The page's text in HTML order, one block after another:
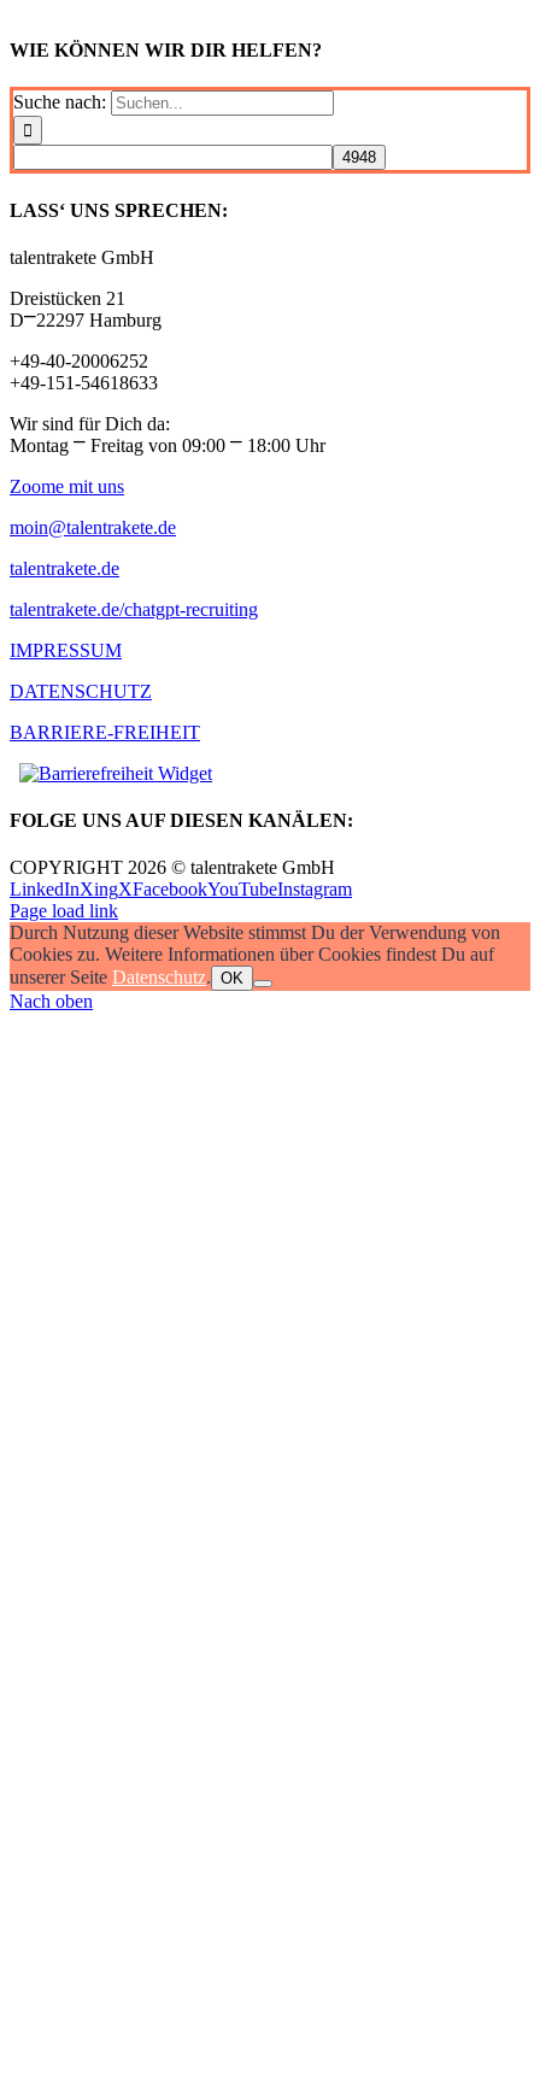
WIE KÖNNEN WIR DIR HELFEN?
Suche nach:
LASS‘ UNS SPRECHEN:
talentrakete GmbH
Dreistücken 21
D⎻22297 Hamburg
+49-40-20006252
+49-151-54618633
Wir sind für Dich da:
Montag ⎻ Freitag von 09:00 ⎻ 18:00 Uhr
Zoome mit uns
moin@talentrakete.de
talentrakete.de
talentrakete.de/chatgpt-recruiting
IMPRESSUM
DATENSCHUTZ
BARRIERE-FREIHEIT
FOLGE UNS AUF DIESEN KANÄLEN:
COPYRIGHT 2026 © talentrakete GmbH
LinkedInXingXFacebookYouTubeInstagram
Page load link
Durch Nutzung dieser Website stimmst Du der Verwendung von
Cookies zu. Weitere Informationen über Cookies findest Du auf
unserer Seite Datenschutz. OK
Nach oben